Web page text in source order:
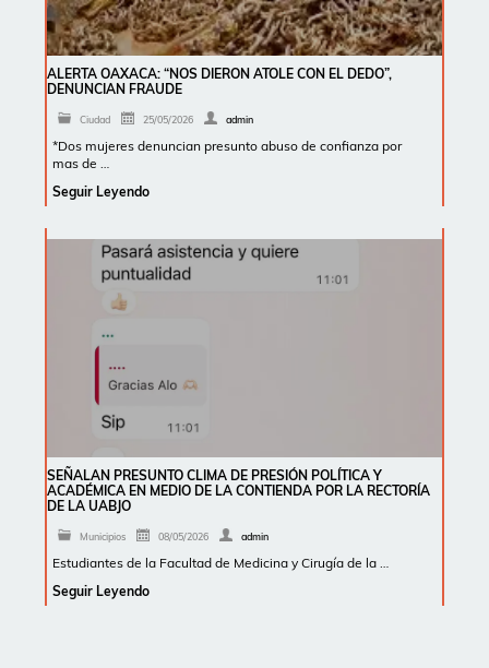
ALERTA OAXACA: “NOS DIERON ATOLE CON EL DEDO”,
DENUNCIAN FRAUDE
Ciudad 25/05/2026 admin
*Dos mujeres denuncian presunto abuso de confianza por
mas de …
Seguir Leyendo
SEÑALAN PRESUNTO CLIMA DE PRESIÓN POLÍTICA Y
ACADÉMICA EN MEDIO DE LA CONTIENDA POR LA RECTORÍA
DE LA UABJO
Municipios 08/05/2026 admin
Estudiantes de la Facultad de Medicina y Cirugía de la …
Seguir Leyendo